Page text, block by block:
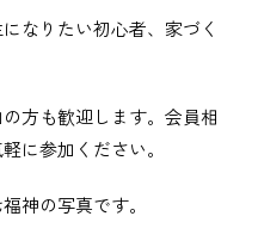
なりたい初心者、家づく
方も歓迎します。会員相
に参加ください。
神の写真です。